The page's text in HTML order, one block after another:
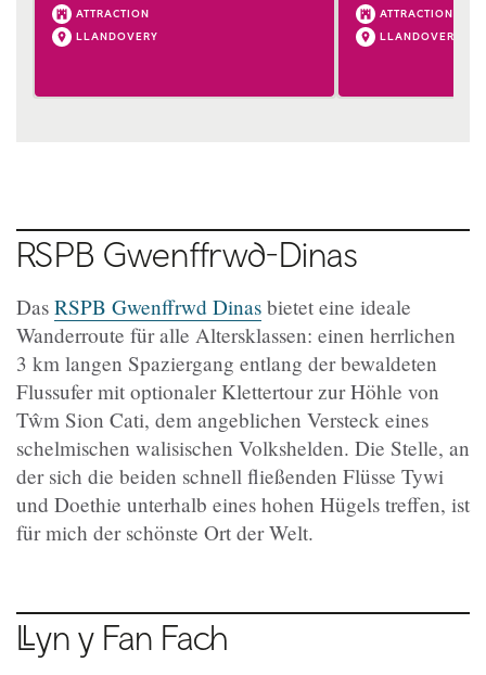
ATTRACTION
LLANDOVERY
ATTRACTION
LLANDOVERY
RSPB Gwenffrwd-Dinas
Das RSPB Gwenffrwd Dinas bietet eine ideale
Wanderroute für alle Altersklassen: einen herrlichen
3 km langen Spaziergang entlang der bewaldeten
Flussufer mit optionaler Klettertour zur Höhle von
Tŵm Sion Cati, dem angeblichen Versteck eines
schelmischen walisischen Volkshelden. Die Stelle, an
der sich die beiden schnell fließenden Flüsse Tywi
und Doethie unterhalb eines hohen Hügels treffen, ist
für mich der schönste Ort der Welt.
Llyn y Fan Fach